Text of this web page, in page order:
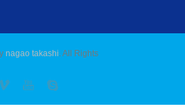
nagao takashi. All Rights